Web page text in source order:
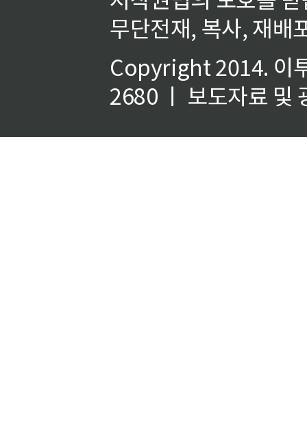
무단전재, 복사, 재배
Copyright 2014. 이
2680 ㅣ 보도자료